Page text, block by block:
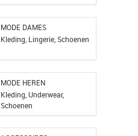
MODE DAMES
Kleding, Lingerie, Schoenen
MODE HEREN
Kleding, Underwear,
Schoenen